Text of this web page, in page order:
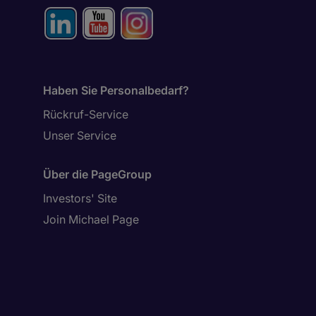
Haben Sie Personalbedarf?
Rückruf-Service
Unser Service
Über die PageGroup
Investors' Site
Join Michael Page